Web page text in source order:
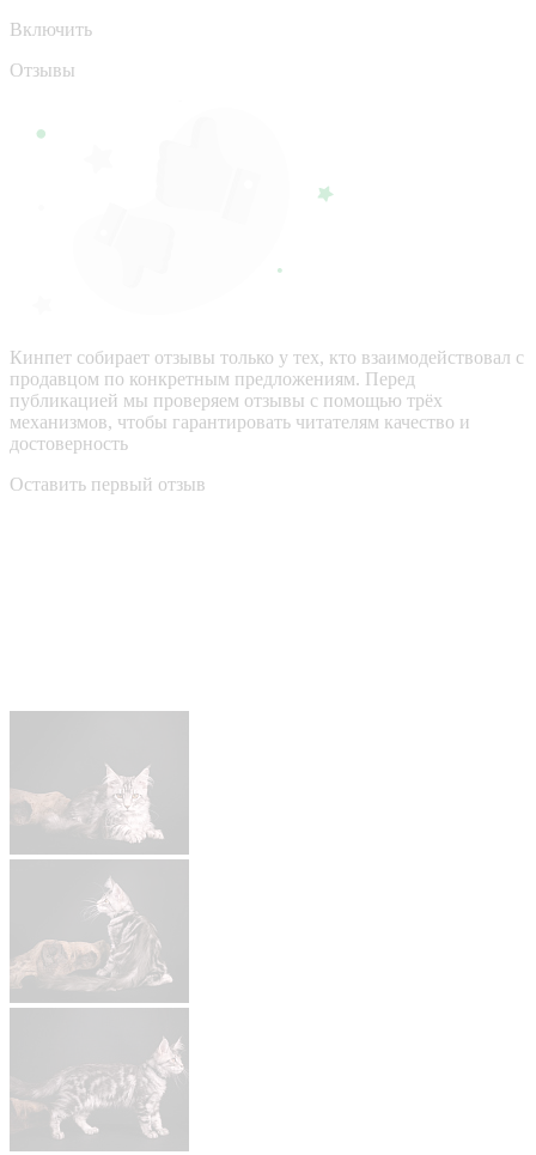
Включить
Отзывы
Кинпет собирает отзывы только у тех, кто взаимодействовал с
продавцом по конкретным предложениям. Перед
публикацией мы проверяем отзывы с помощью трёх
механизмов, чтобы гарантировать читателям качество и
достоверность
Оставить первый отзыв